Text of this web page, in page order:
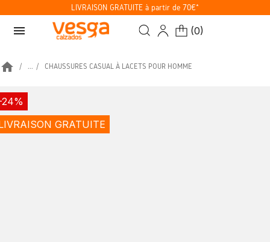
LIVRAISON GRATUITE à partir de 70€*
menu (0)
home ... CHAUSSURES CASUAL À LACETS POUR HOMME
GRATUITE